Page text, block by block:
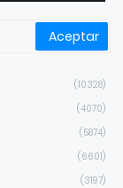
(10328)
(4070)
(5874)
(6601)
(3197)